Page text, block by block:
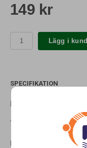
149 kr
Lägg i
SPECIFIKATION
K9526 Badleksak
Ta med lekfulla och
Färgrika badleksaker